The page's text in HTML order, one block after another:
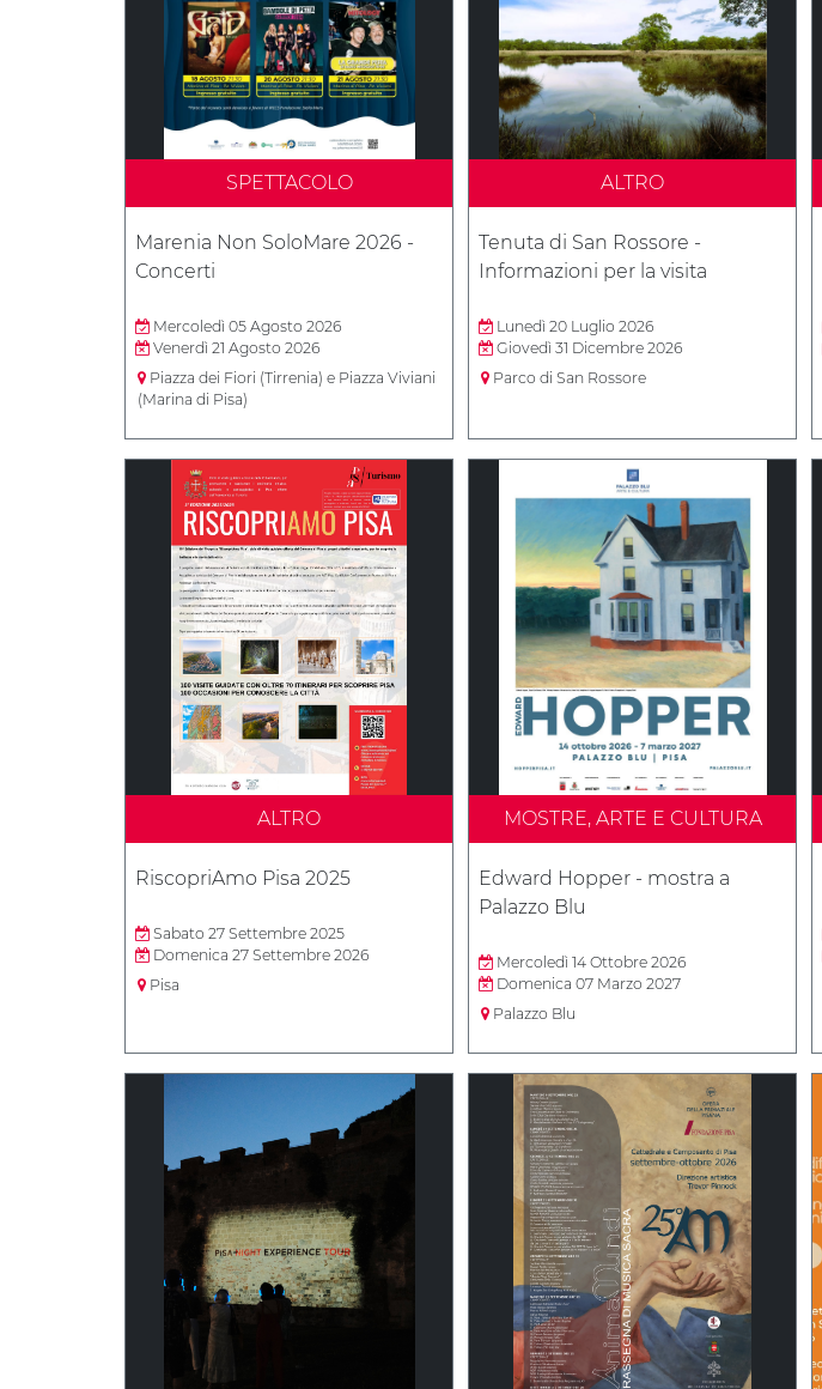
SPETTACOLO
Marenia Non SoloMare 2026 -
Concerti
Mercoledì 05 Agosto 2026
Venerdì 21 Agosto 2026
Piazza dei Fiori (Tirrenia) e Piazza Viviani
(Marina di Pisa)
ALTRO
Tenuta di San Rossore -
Informazioni per la visita
Lunedì 20 Luglio 2026
Giovedì 31 Dicembre 2026
Parco di San Rossore
ALTRO
RiscopriAmo Pisa 2025
Sabato 27 Settembre 2025
Domenica 27 Settembre 2026
Pisa
MOSTRE, ARTE E CULTURA
Edward Hopper - mostra a
Palazzo Blu
Mercoledì 14 Ottobre 2026
Domenica 07 Marzo 2027
Palazzo Blu